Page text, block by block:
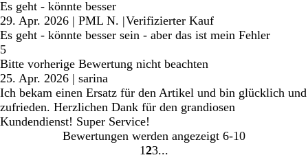
Es geht - könnte besser
29. Apr. 2026 | PML N. |Verifizierter Kauf
Es geht - könnte besser sein - aber das ist mein Fehler
5
Bitte vorherige Bewertung nicht beachten
25. Apr. 2026 | sarina
Ich bekam einen Ersatz für den Artikel und bin glücklich und
zufrieden. Herzlichen Dank für den grandiosen
Kundendienst! Super Service!
Bewertungen werden angezeigt 6-10
Gehe
1 Gehe
2Gehe
3